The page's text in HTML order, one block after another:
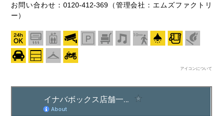
お問い合わせ：0120-412-369（管理会社：エムズファクトリ
ー）
アイコンについて